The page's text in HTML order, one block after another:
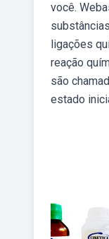
você.
ligações
reação
são
estado